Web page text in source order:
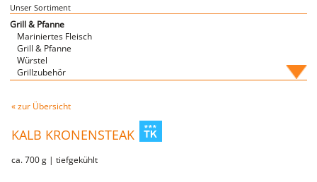
LOGIN
FAVORITEN
Unser Sortiment
Grill & Pfanne
Mariniertes Fleisch
Grill & Pfanne
Würstel
Grillzubehör
Fische
Fleischwaren
heimisches Wild
Ente & Gans
Wildschwein
« zur Übersicht
KALB KRONENSTEAK
ca. 700 g | tiefgekühlt